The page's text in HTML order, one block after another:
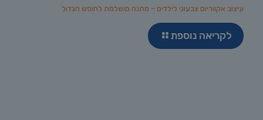
עיצוב אקווריום צבעוני לילדים – מתנה מושלמת לחופש הגדול
לקריאה נוספת